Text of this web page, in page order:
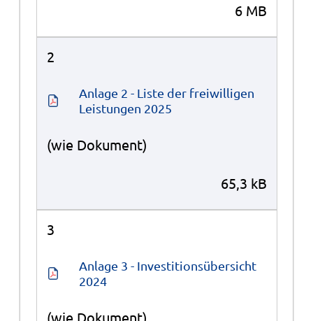
6 MB
2
Anlage 2 - Liste der freiwilligen
Leistungen 2025
(wie Dokument)
65,3 kB
3
Anlage 3 - Investitionsübersicht
2024
(wie Dokument)